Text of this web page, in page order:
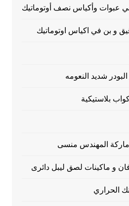
عبوات وأكياس نصف أوتوماتيك
و بن في اكياس اوتوماتيك
شديد النعومه
بلاستيكية
ماركة المهندس منسى
و ماكينات لصق ليبل دائرى
الحراري